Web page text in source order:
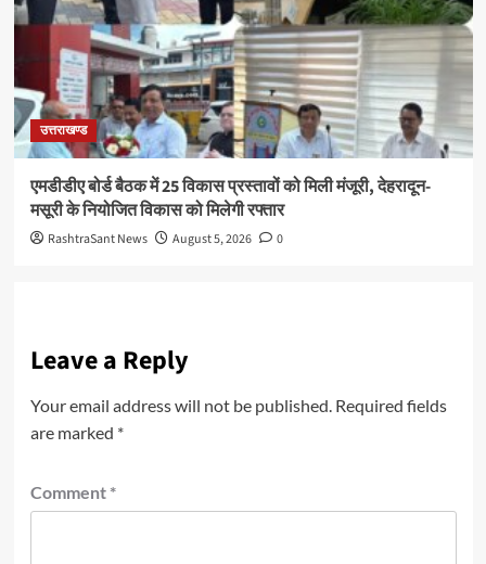
उत्तराखण्ड
एमडीडीए बोर्ड बैठक में 25 विकास प्रस्तावों को मिली मंजूरी, देहरादून-
मसूरी के नियोजित विकास को मिलेगी रफ्तार
RashtraSant News August 5, 2026 0
Leave a Reply
Your email address will not be published. Required fields
are marked *
Comment *